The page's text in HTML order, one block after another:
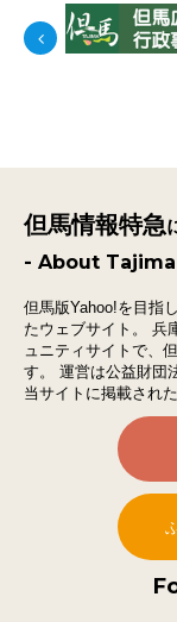
但馬情報特急
- About
但馬版Yahoo!を目指
たウェブサイト。
兵
ュニティサイトで、
す。
運営は公益財団
当サイトに掲載され